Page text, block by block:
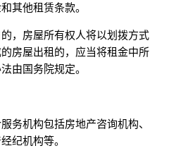
其他租赁条款。
，房屋所有权人将以划拨方式
房屋出租的，应当将租金中所
由国务院规定。
务机构包括房地产咨询机构、
纪机构等。